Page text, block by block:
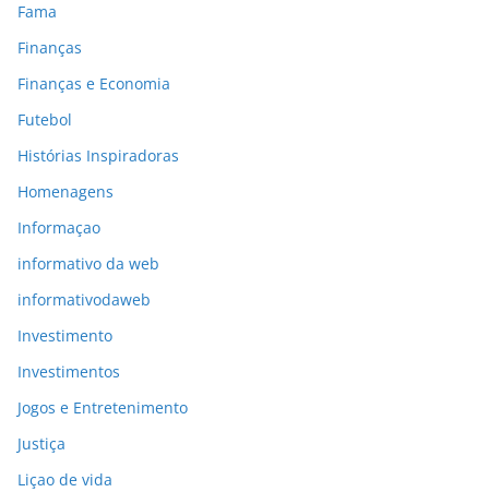
Fama
Finanças
Finanças e Economia
Futebol
Histórias Inspiradoras
Homenagens
Informaçao
informativo da web
informativodaweb
Investimento
Investimentos
Jogos e Entretenimento
Justiça
Liçao de vida